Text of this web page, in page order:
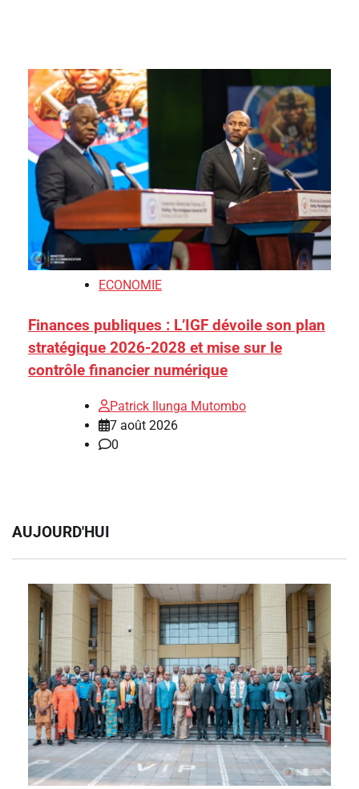
ECONOMIE
Finances publiques : L’IGF dévoile son plan
stratégique 2026-2028 et mise sur le
contrôle financier numérique
Patrick Ilunga Mutombo
7 août 2026
0
AUJOURD'HUI